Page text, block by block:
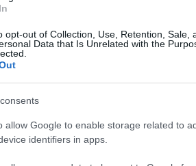
opt-out of Collection, Use, Retention, Sale,
Data that Is Unrelated with the
allow Google to enable storage related to
identifiers in apps.
entre las 23.00 horas y las 24.00
del ‘pool’ para este jueves será
enero de 2021, de 59,77 euros/MWh.
directamente en la tarifa regulada –el
11 millones de consumidores en el
que tienen contratado su